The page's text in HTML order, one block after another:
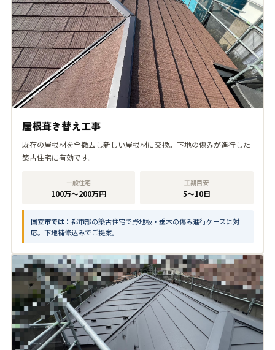
屋根葺き替え工事
既存の屋根材を全撤去し新しい屋根材に交換。下地の傷みが進行した
築古住宅に有効です。
一般住宅
100万〜200万円
工期目安
5〜10日
国立市では： 都市部の築古住宅で野地板・垂木の傷み進行ケースに対
応。下地補修込みでご提案。